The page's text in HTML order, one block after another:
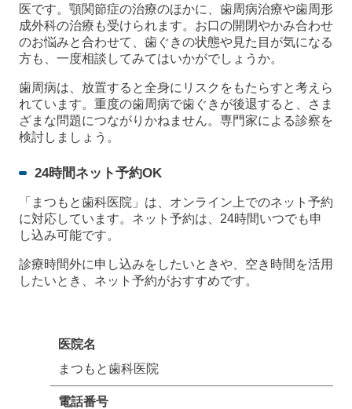
医です。顎関節症の治療のほかに、歯周病治療や歯周形
成外科の治療も受けられます。お口の開閉やかみ合わせ
のお悩みと合わせて、歯ぐきの状態や見た目が気になる
方も、一度相談してみてはいかがでしょうか。
歯周病は、放置すると全身にリスクをもたらすと考えら
れています。重度の歯周病で歯ぐきが後退すると、さま
ざまな問題につながりかねません。専門家による診察を
検討しましょう。
24時間ネット予約OK
「まつもと歯科医院」は、オンライン上でのネット予約
に対応しています。ネット予約は、24時間いつでも申
し込み可能です。
診療時間外に申し込みをしたいときや、空き時間を活用
したいとき、ネット予約がおすすめです。
医院名
まつもと歯科医院
電話番号